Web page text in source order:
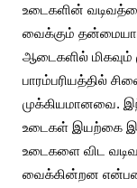
உடைகளின்
வைக்கும்
ஆடைகளில்
பாரம்பரியத்தில்
முக்கியமானவை.
உடைகள் இயற்கை
உடைகளை விட
வைக்கின்றன